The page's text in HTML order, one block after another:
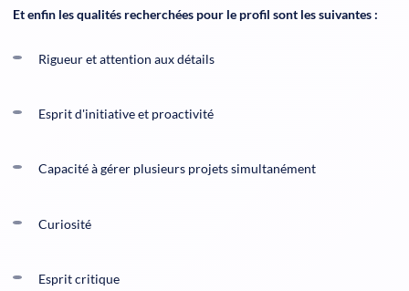
Et enfin les qualités recherchées pour le profil sont les suivantes :
Rigueur et attention aux détails
Esprit d'initiative et proactivité
Capacité à gérer plusieurs projets simultanément
Curiosité
Esprit critique